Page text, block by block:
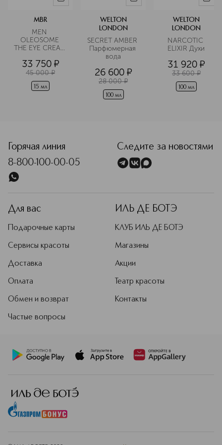
MBR
MEN
OLEOSOME
THE EYE CREAM
области вокруг
глаз
разглаживающий
33 750 ¤
45 000 ¤
15 мл
WELTON
LONDON
SECRET AMBER
Парфюмерная
вода
26 600 ¤
28 000 ¤
100 мл
WELTON
LONDON
NARCOTIC
ELIXIR Духи
31 920 ¤
33 600 ¤
100 мл
Горячая линия
8-800-100-00-05
Следите за новостями
Для вас
Подарочные карты
Сервисы красоты
Доставка
Оплата
Обмен и возврат
Частые вопросы
ИЛЬ ДЕ БОТЭ
КЛУБ ИЛЬ ДЕ БОТЭ
Магазины
Акции
Театр красоты
Контакты